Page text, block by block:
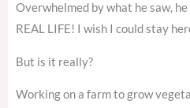
Overwhelmed by what he saw,
REAL LIFE! I wish I could stay
But is it really?
Working on a farm to grow